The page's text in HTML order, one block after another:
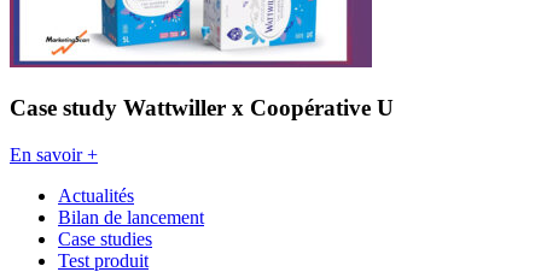
Case study Wattwiller x Coopérative U
En savoir +
Actualités
Bilan de lancement
Case studies
Test produit